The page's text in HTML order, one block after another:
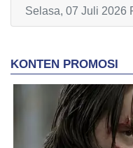
Selasa, 07 Juli 2026